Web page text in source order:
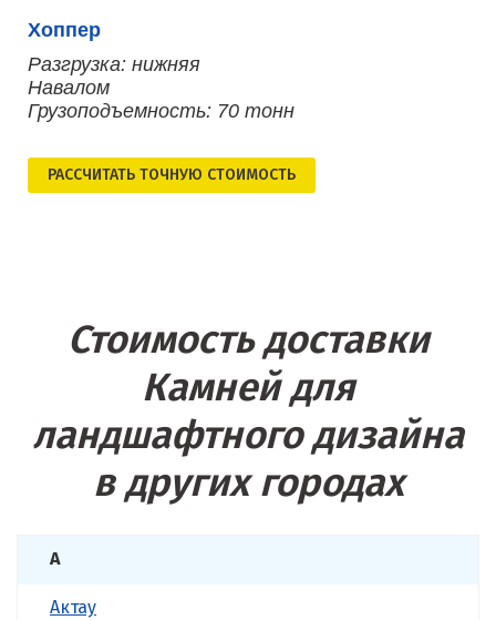
Хоппер
Разгрузка: нижняя
Навалом
Грузоподъемность: 70 тонн
РАСCЧИТАТЬ ТОЧНУЮ СТОИМОСТЬ
Стоимость доставки
Камней для
ландшафтного дизайна
в других городах
А
Актау